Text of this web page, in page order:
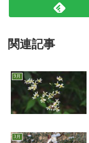
関連記事
9月
3月